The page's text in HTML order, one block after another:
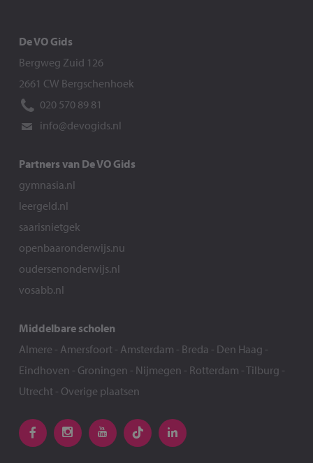
De VO Gids
Bergweg Zuid 126
2661 CW Bergschenhoek
020 570 89 81
info@devogids.nl
Partners van De VO Gids
gymnasia.nl
leergeld.nl
saarisnietgek
openbaaronderwijs.nu
oudersenonderwijs.nl
vosabb.nl
Middelbare scholen
Almere - Amersfoort- Amsterdam - Breda - Den Haag -
Eindhoven - Groningen - Nijmegen - Rotterdam -Tilburg -
Utrecht- Overige plaatsen